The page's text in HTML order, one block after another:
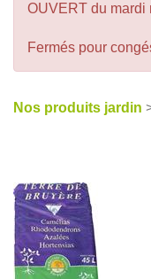
OUVERT du mardi
Fermés pour
Nos produits jardin